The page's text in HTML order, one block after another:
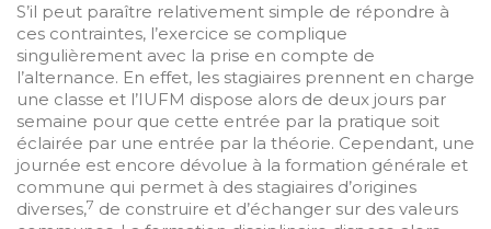
S’il peut paraître relativement simple de répondre à
ces contraintes, l’exercice se complique
singulièrement avec la prise en compte de
l’alternance. En effet, les stagiaires prennent en charge
une classe et l’IUFM dispose alors de deux jours par
semaine pour que cette entrée par la pratique soit
éclairée par une entrée par la théorie. Cependant, une
journée est encore dévolue à la formation générale et
commune qui permet à des stagiaires d’origines
diverses,7 de construire et d’échanger sur des valeurs